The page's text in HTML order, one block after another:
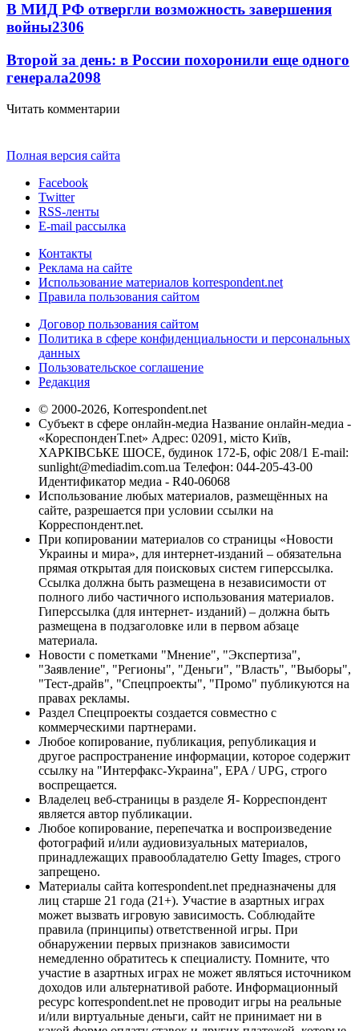
В МИД РФ отвергли возможность завершения
войны2306
Второй за день: в России похоронили еще одного
генерала2098
Читать комментарии
Полная версия сайта
Facebook
Twitter
RSS-ленты
E-mail рассылка
Контакты
Реклама на сайте
Использование материалов korrespondent.net
Правила пользования сайтом
Договор пользования сайтом
Политика в сфере конфиденциальности и персональных
данных
Пользовательское соглашение
Редакция
© 2000-2026, Korrespondent.net
Субъект в сфере онлайн-медиа Название онлайн-медиа -
«КореспонденТ.net» Адрес: 02091, місто Київ,
ХАРКІВСЬКЕ ШОСЕ, будинок 172-Б, офіс 208/1 E-mail:
sunlight@mediadim.com.ua Телефон: 044-205-43-00
Идентификатор медиа - R40-06068
Использование любых материалов, размещённых на
сайте, разрешается при условии ссылки на
Корреспондент.net.
При копировании материалов со страницы «Новости
Украины и мира», для интернет-изданий – обязательна
прямая открытая для поисковых систем гиперссылка.
Ссылка должна быть размещена в независимости от
полного либо частичного использования материалов.
Гиперссылка (для интернет- изданий) – должна быть
размещена в подзаголовке или в первом абзаце
материала.
Новости с пометками "Мнение", "Экспертиза",
"Заявление", "Регионы", "Деньги", "Власть", "Выборы",
"Тест-драйв", "Спецпроекты", "Промо" публикуются на
правах рекламы.
Раздел Спецпроекты создается совместно с
коммерческими партнерами.
Любое копирование, публикация, републикация и
другое распространение информации, которое содержит
ссылку на "Интерфакс-Украина", EPA / UPG, строго
воспрещается.
Владелец веб-страницы в разделе Я- Корреспондент
является автор публикации.
Любое копирование, перепечатка и воспроизведение
фотографий и/или аудиовизуальных материалов,
принадлежащих правообладателю Getty Images, строго
запрещено.
Материалы сайта korrespondent.net предназначены для
лиц старше 21 года (21+). Участие в азартных играх
может вызвать игровую зависимость. Соблюдайте
правила (принципы) ответственной игры. При
обнаружении первых признаков зависимости
немедленно обратитесь к специалисту. Помните, что
участие в азартных играх не может являться источником
доходов или альтернативой работе. Информационный
ресурс korrespondent.net не проводит игры на реальные
и/или виртуальные деньги, сайт не принимает ни в